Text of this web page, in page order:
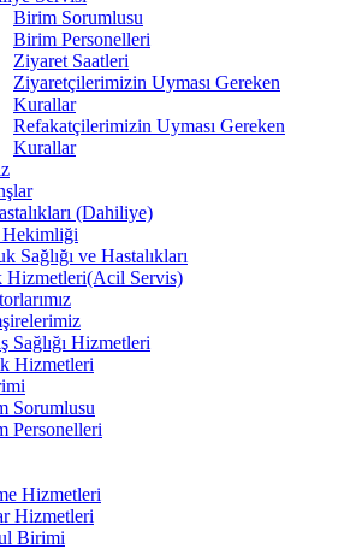
Birim Sorumlusu
Birim Personelleri
Ziyaret Saatleri
Ziyaretçilerimizin Uyması Gereken
Kurallar
Refakatçilerimizin Uyması Gereken
Kurallar
(Dahiliye)
Sağlığı ve Hastalıkları
Hizmetleri(Acil Servis)
Sağlığı Hizmetleri
Hizmetleri
Sorumlusu
Personelleri
Hizmetleri
Hizmetleri
Birimi